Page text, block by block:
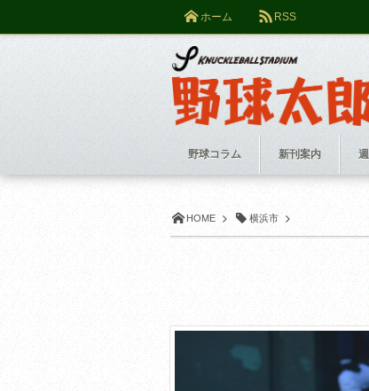
HOME 横浜市
ホーム RSS
野球コラム 新刊案内